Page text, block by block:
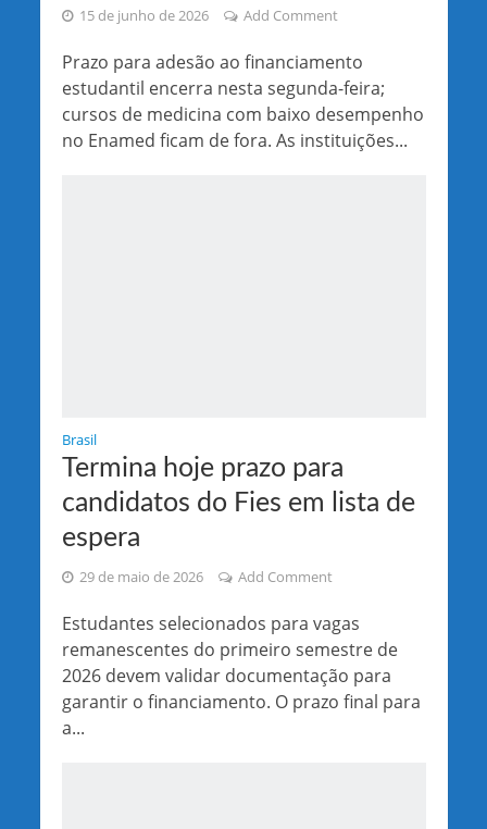
15 de junho de 2026 Add Comment
Prazo para adesão ao financiamento
estudantil encerra nesta segunda-feira;
cursos de medicina com baixo desempenho
no Enamed ficam de fora. As instituições...
Brasil
Termina hoje prazo para
candidatos do Fies em lista de
espera
29 de maio de 2026 Add Comment
Estudantes selecionados para vagas
remanescentes do primeiro semestre de
2026 devem validar documentação para
garantir o financiamento. O prazo final para
a...